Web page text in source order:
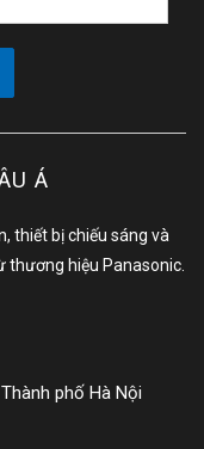
Á
thiết bị chiếu sáng và
thương hiệu Panasonic.
phố Hà Nội